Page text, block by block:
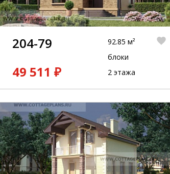
204-79
49 511 ₽
92.85 м²
блоки
2 этажа